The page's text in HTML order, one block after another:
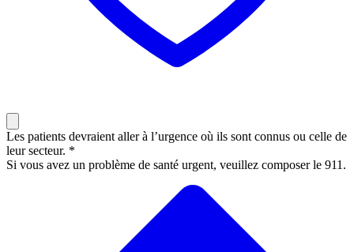
Les patients devraient aller à l’urgence où ils sont connus ou celle de
leur secteur. *
Si vous avez un problème de santé urgent, veuillez composer le 911.